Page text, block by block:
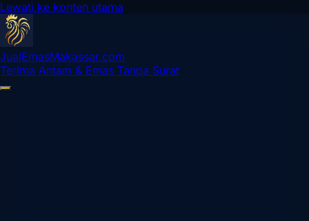
Lewati ke konten utama
JualEmasMakassar.com
Terima Antam & Emas Tanpa Surat